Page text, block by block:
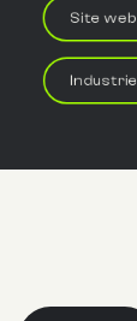
Site web
Industrie